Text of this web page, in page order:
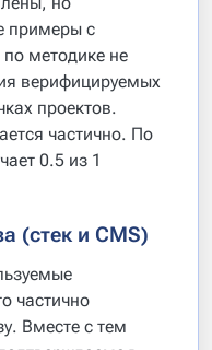
примеры с
методике не
верифицируемых
проектов.
частично. По
0.5 из 1
(стек и CMS)
частично
Вместе с тем